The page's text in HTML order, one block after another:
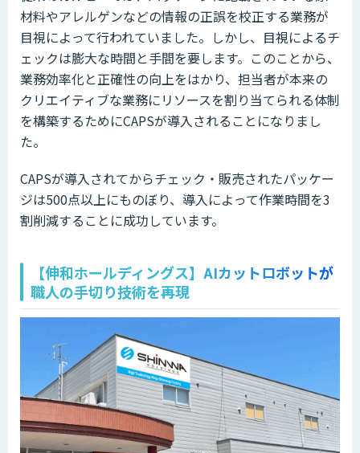
材料やアレルゲンなどの情報の正誤を校正する業務が
目視によって行われていました。しかし、目視によるチ
ェックは膨大な時間と手間を要します。このことから、
業務効率化と正確性の向上をはかり、担当者が本来の
クリエイティブな業務にリソースを割り当てられる体制
を構築するためにCAPSが導入されることになりまし
た。
CAPSが導入されてからチェック・販売されたパッケー
ジは500点以上にものぼり、導入によって作業時間を3
割削減することに成功しています。
【伸和ホールディングス】AIカットロボットが
職人の手切り技術を再現